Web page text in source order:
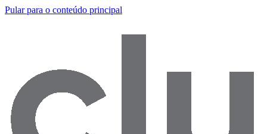
Pular para o conteúdo principal